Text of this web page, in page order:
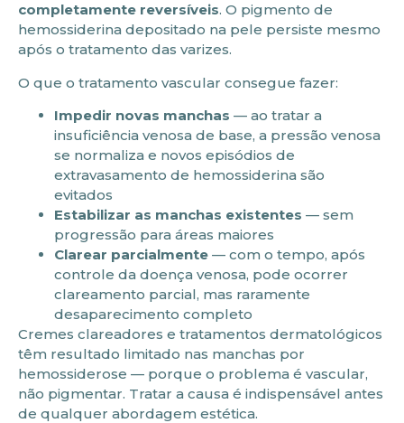
completamente reversíveis. O pigmento de
hemossiderina depositado na pele persiste mesmo
após o tratamento das varizes.
O que o tratamento vascular consegue fazer:
Impedir novas manchas — ao tratar a
insuficiência venosa de base, a pressão venosa
se normaliza e novos episódios de
extravasamento de hemossiderina são
evitados
Estabilizar as manchas existentes — sem
progressão para áreas maiores
Clarear parcialmente — com o tempo, após
controle da doença venosa, pode ocorrer
clareamento parcial, mas raramente
desaparecimento completo
Cremes clareadores e tratamentos dermatológicos
têm resultado limitado nas manchas por
hemossiderose — porque o problema é vascular,
não pigmentar. Tratar a causa é indispensável antes
de qualquer abordagem estética.